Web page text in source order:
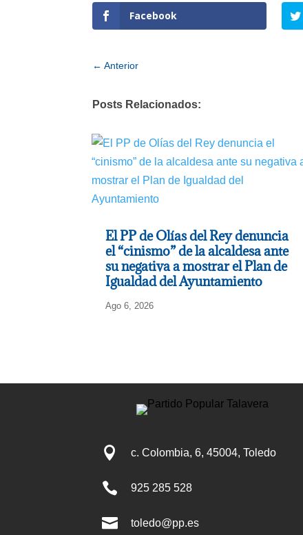
Facebook
←Anterior
Posts Relacionados:
El PP de Olías del Rey denuncia
el “cinismo” de la alcaldesa ante
su negativa a mostrar el Plan de
Igualdad del Ayuntamiento
Ago 6, 2026
 c. Colombia, 6, 45004, Toledo
 925 285 528
 toledo@pp.es